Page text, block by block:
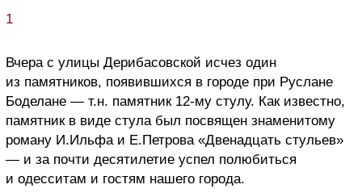
1
Вчера с улицы Дерибасовской исчез один
из памятников, появившихся в городе при Руслане
Боделане — т.н. памятник 12-му стулу. Как известно,
памятник в виде стула был посвящен знаменитому
роману И.Ильфа и Е.Петрова «Двенадцать стульев»
— и за почти десятилетие успел полюбиться
и одесситам и гостям нашего города.